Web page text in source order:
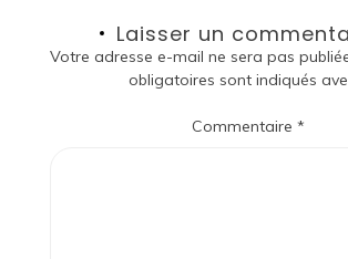
Laisser un
Votre adresse e-mail ne sera pas
obligatoires sont indiqués
Commentaire *